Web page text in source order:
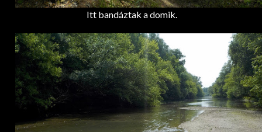
Itt bandáztak a domik.